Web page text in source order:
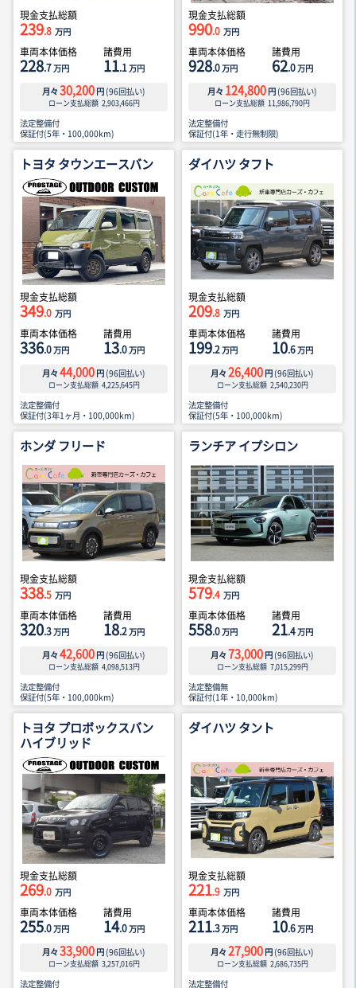
現金支払総額
239.8 万円
車両本体価格
228.7万円
諸費用
11.1万円
月々 30,200 円 (96回払い)
ローン支払総額 2,903,466円
法定整備付
保証付(5年・100,000km)
現金支払総額
990.0 万円
車両本体価格
928.0万円
諸費用
62.0万円
月々 124,800 円 (96回払い)
ローン支払総額 11,986,790円
法定整備付
保証付(1年・走行無制限)
トヨタ タウンエースバン
現金支払総額
349.0 万円
車両本体価格
336.0万円
諸費用
13.0万円
月々 44,000 円 (96回払い)
ローン支払総額 4,225,645円
法定整備付
保証付(3年1ヶ月・100,000km)
ダイハツ タフト
現金支払総額
209.8 万円
車両本体価格
199.2万円
諸費用
10.6万円
月々 26,400 円 (96回払い)
ローン支払総額 2,540,230円
法定整備付
保証付(5年・100,000km)
ホンダ フリード
現金支払総額
338.5 万円
車両本体価格
320.3万円
諸費用
18.2万円
月々 42,600 円 (96回払い)
ローン支払総額 4,098,513円
法定整備付
保証付(5年・100,000km)
ランチア イプシロン
現金支払総額
579.4 万円
車両本体価格
558.0万円
諸費用
21.4万円
月々 73,000 円 (96回払い)
ローン支払総額 7,015,299円
法定整備無
保証付(1年・10,000km)
トヨタ プロボックスバン
ハイブリッド
現金支払総額
269.0 万円
車両本体価格
255.0万円
諸費用
14.0万円
月々 33,900 円 (96回払い)
ローン支払総額 3,257,016円
法定整備付
ダイハツ タント
現金支払総額
221.9 万円
車両本体価格
211.3万円
諸費用
10.6万円
月々 27,900 円 (96回払い)
ローン支払総額 2,686,735円
法定整備付